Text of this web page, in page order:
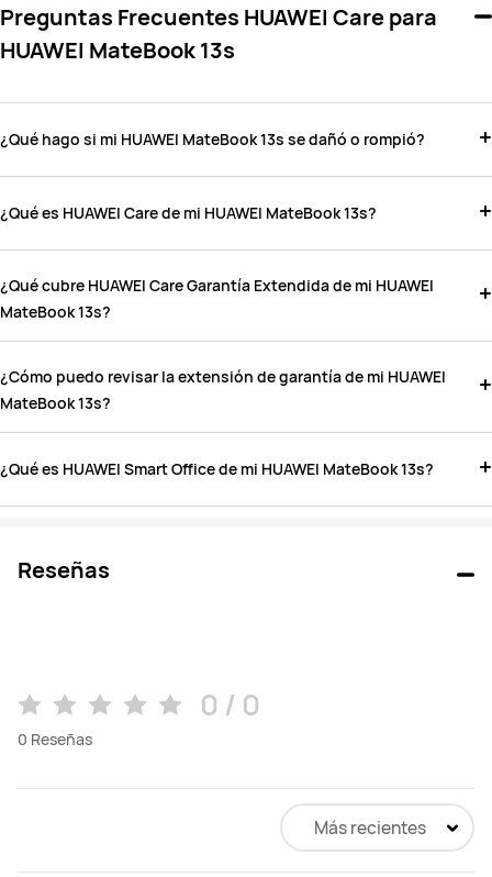
Preguntas Frecuentes HUAWEI Care para
HUAWEI MateBook 13s
¿Qué hago si mi HUAWEI MateBook 13s se dañó o rompió?
¿Qué es HUAWEI Care de mi HUAWEI MateBook 13s?
¿Qué cubre HUAWEI Care Garantía Extendida de mi HUAWEI
MateBook 13s?
¿Cómo puedo revisar la extensión de garantía de mi HUAWEI
MateBook 13s?
¿Qué es HUAWEI Smart Office de mi HUAWEI MateBook 13s?
Reseñas
0 / 0
0 Reseñas
Más recientes